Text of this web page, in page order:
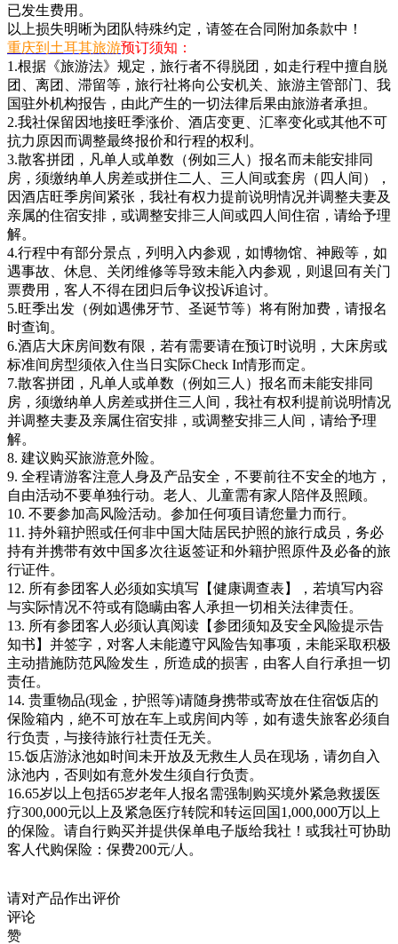
已发生费用。
以上损失明晰为团队特殊约定，请签在合同附加条款中！
重庆到土耳其旅游预订须知：
1.根据《旅游法》规定，旅行者不得脱团，如走行程中擅自脱
团、离团、滞留等，旅行社将向公安机关、旅游主管部门、我
国驻外机构报告，由此产生的一切法律后果由旅游者承担。
2.我社保留因地接旺季涨价、酒店变更、汇率变化或其他不可
抗力原因而调整最终报价和行程的权利。
3.散客拼团，凡单人或单数（例如三人）报名而未能安排同
房，须缴纳单人房差或拼住二人、三人间或套房（四人间），
因酒店旺季房间紧张，我社有权力提前说明情况并调整夫妻及
亲属的住宿安排，或调整安排三人间或四人间住宿，请给予理
解。
4.行程中有部分景点，列明入内参观，如博物馆、神殿等，如
遇事故、休息、关闭维修等导致未能入内参观，则退回有关门
票费用，客人不得在团归后争议投诉追讨。
5.旺季出发（例如遇佛牙节、圣诞节等）将有附加费，请报名
时查询。
6.酒店大床房间数有限，若有需要请在预订时说明，大床房或
标准间房型须依入住当日实际Check In情形而定。
7.散客拼团，凡单人或单数（例如三人）报名而未能安排同
房，须缴纳单人房差或拼住三人间，我社有权利提前说明情况
并调整夫妻及亲属住宿安排，或调整安排三人间，请给予理
解。
8. 建议购买旅游意外险。
9. 全程请游客注意人身及产品安全，不要前往不安全的地方，
自由活动不要单独行动。老人、儿童需有家人陪伴及照顾。
10. 不要参加高风险活动。参加任何项目请您量力而行。
11. 持外籍护照或任何非中国大陆居民护照的旅行成员，务必
持有并携带有效中国多次往返签证和外籍护照原件及必备的旅
行证件。
12. 所有参团客人必须如实填写【健康调查表】，若填写内容
与实际情况不符或有隐瞒由客人承担一切相关法律责任。
13. 所有参团客人必须认真阅读【参团须知及安全风险提示告
知书】并签字，对客人未能遵守风险告知事项，未能采取积极
主动措施防范风险发生，所造成的损害，由客人自行承担一切
责任。
14. 贵重物品(现金，护照等)请随身携带或寄放在住宿饭店的
保险箱内，絶不可放在车上或房间内等，如有遗失旅客必须自
行负责，与接待旅行社责任无关。
15.饭店游泳池如时间未开放及无救生人员在现场，请勿自入
泳池内，否则如有意外发生须自行负责。
16.65岁以上包括65岁老年人报名需强制购买境外紧急救援医
疗300,000元以上及紧急医疗转院和转运回国1,000,000万以上
的保险。请自行购买并提供保单电子版给我社！或我社可协助
客人代购保险：保费200元/人。
请对产品作出评价
评论
赞